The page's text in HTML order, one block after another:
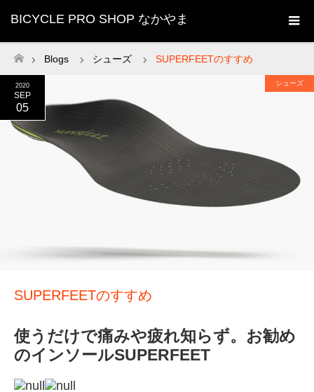
BICYCLE PRO SHOP なかやま
ホーム
Blogs シューズ SUPERFEETのすすめ
2020
SEP
05
シューズ
SUPERFEETのすすめ
使うだけで痛みや疲れ知らず。お勧め
のインソールSUPERFEET